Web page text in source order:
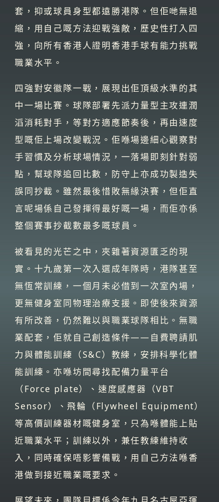
套，抑或球員身型都遠勝港隊。但佢哋無退
縮，用自己嘅方法迎戰強敵，歷史性打入四
強，向所有香港人證明香港手球有能力挑戰
職業水平。
四強對安徽隊一戰，展現出佢頂級水準的其
中一場比賽。球隊部署先派力量型主攻連潤
滔消耗對手，等對方適應節奏後，再由速度
型嘅佢上場改變戰況。佢喺場邊細心觀察對
手習慣及分析球場情況，一落場即刻針對弱
點，幫球隊追回比數，防守上亦成功製造失
誤同抄截。雖然最後惜敗無緣決賽，但佢直
言呢場係自己發揮得最好嘅一場，而佢亦係
整個賽事抄截數最多嘅球員。
被看見的光芒之中，夾雜著資源匱乏的現
實。十九歲第一次入選成年隊時，港隊甚至
無恆常訓練，一個月未必借到一次室內場，
更無健身室同物理治療支援。即使後來資源
有所改善，仍然難以與職業球隊相比。無職
業配套，佢就自己創造條件——自費聘請肌
力與體能訓練（S&C）教練，安排科學化體
能訓練。亦喺坊間尋找配備力量平台
（Force plate）、速度感應器（VBT
Sensor）、飛輪（Flywheel Equipment）
等高價訓練器材嘅健身室，只為喺體能上貼
近職業水平；訓練以外，兼任教練維持收
入，同時確保唔影響備戰，用自己方法喺香
港做到接近職業嘅要求。